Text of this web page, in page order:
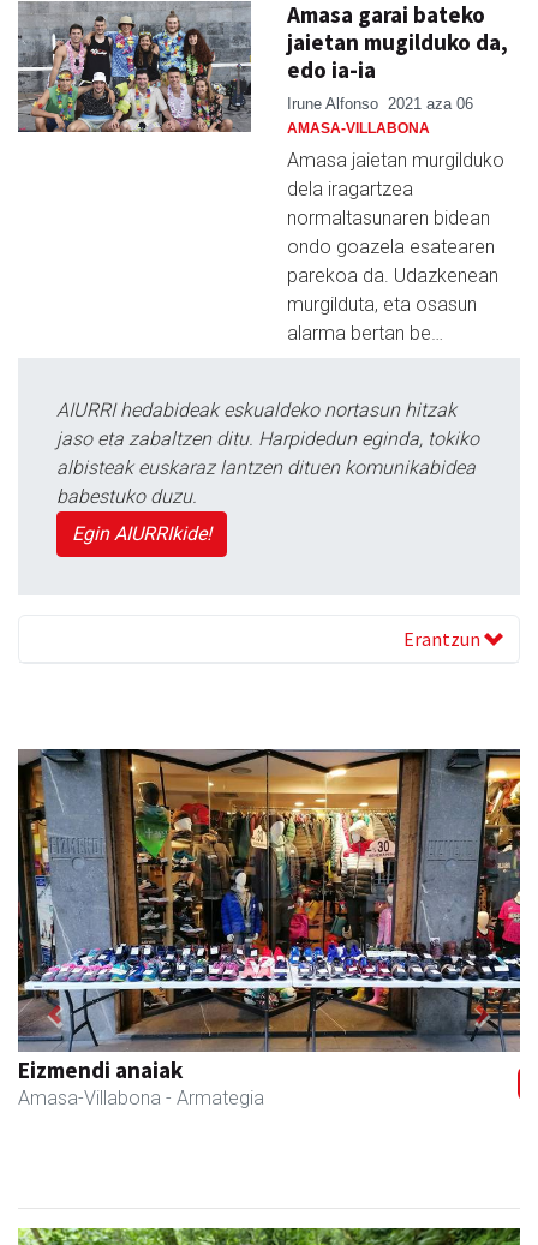
Amasa garai bateko
jaietan mugilduko da,
edo ia-ia
Irune Alfonso 2021 aza 06
AMASA-VILLABONA
Amasa jaietan murgilduko
dela iragartzea
normaltasunaren bidean
ondo goazela esatearen
parekoa da. Udazkenean
murgilduta, eta osasun
alarma bertan be…
AIURRI hedabideak eskualdeko nortasun hitzak
jaso eta zabaltzen ditu. Harpidedun eginda, tokiko
albisteak euskaraz lantzen dituen komunikabidea
babestuko duzu.
Egin AIURRIkide!
Erantzun
Eizmendi anaiak
Amasa-Villabona - Armategia
Previous Next